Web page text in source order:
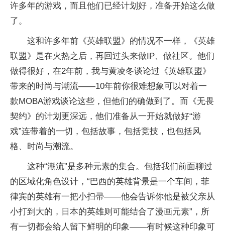
许多年的游戏，而且他们已经计划好，准备开始这么做
了。
这和许多年前《英雄联盟》的情况不一样，《英雄
联盟》是在火热之后，再回过头来做IP、做社区。他们
做得很好，在2年前，我与黄凌冬谈论过《英雄联盟》
带来的时尚与潮流——10年前你很难想象可以对着一
款MOBA游戏谈论这些，但他们的确做到了。而《无畏
契约》的计划更深远，他们准备从一开始就做好“游
戏”连带着的一切，包括故事，包括竞技，也包括风
格、时尚与潮流。
这种“潮流”是多种元素的集合。包括我们前面聊过
的区域化角色设计，“巴西的英雄背景是一个车间，菲
律宾的英雄有一把小扫帚——他会告诉你他是被父亲从
小打到大的，日本的英雄则可能结合了漫画元素”，所
有一切都会给人留下鲜明的印象——有时候这种印象可